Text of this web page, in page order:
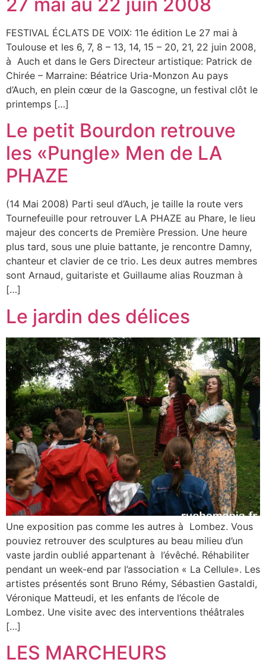
FESTIVAL ÉCLATS DE VOIX: 11e édition Le 27 mai à
Toulouse et les 6, 7, 8 – 13, 14, 15 – 20, 21, 22 juin 2008,
à Auch et dans le Gers Directeur artistique: Patrick de
Chirée – Marraine: Béatrice Uria-Monzon Au pays
d’Auch, en plein cœur de la Gascogne, un festival clôt le
printemps […]
Le petit Bourdon retrouve
les «Pungle» Men de LA
PHAZE
(14 Mai 2008) Parti seul d’Auch, je taille la route vers
Tournefeuille pour retrouver LA PHAZE au Phare, le lieu
majeur des concerts de Première Pression. Une heure
plus tard, sous une pluie battante, je rencontre Damny,
chanteur et clavier de ce trio. Les deux autres membres
sont Arnaud, guitariste et Guillaume alias Rouzman à
[…]
Le jardin des délices
Une exposition pas comme les autres à Lombez. Vous
pouviez retrouver des sculptures au beau milieu d’un
vaste jardin oublié appartenant à l’évêché. Réhabiliter
pendant un week-end par l’association « La Cellule». Les
artistes présentés sont Bruno Rémy, Sébastien Gastaldi,
Véronique Matteudi, et les enfants de l’école de
Lombez. Une visite avec des interventions théâtrales
[…]
LES MARCHEURS